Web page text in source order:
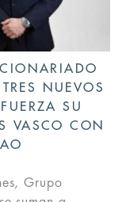
NUEVOS
SU
VASCO CON
Grupo